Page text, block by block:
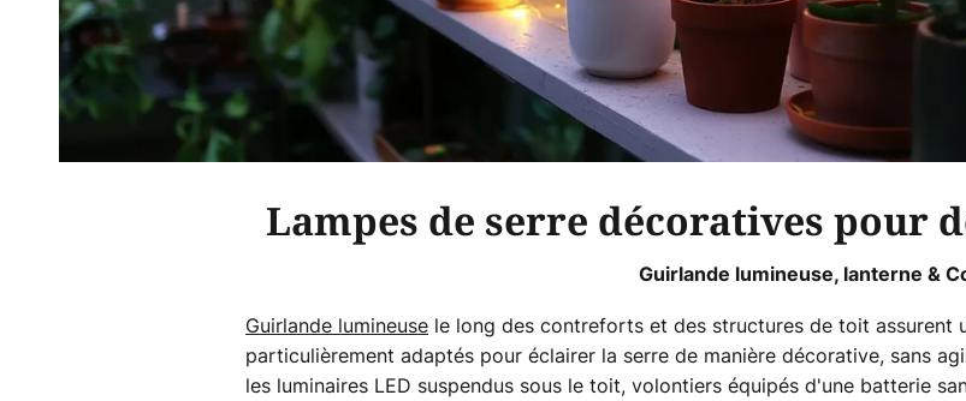
Lampes de serre décoratives pour
Guirlande lumineuse, lanterne &
Guirlande lumineuse le long des contreforts et des structures de toit assurent
particulièrement adaptés pour éclairer la serre de manière décorative, sans
les luminaires LED suspendus sous le toit, volontiers équipés d'une batterie